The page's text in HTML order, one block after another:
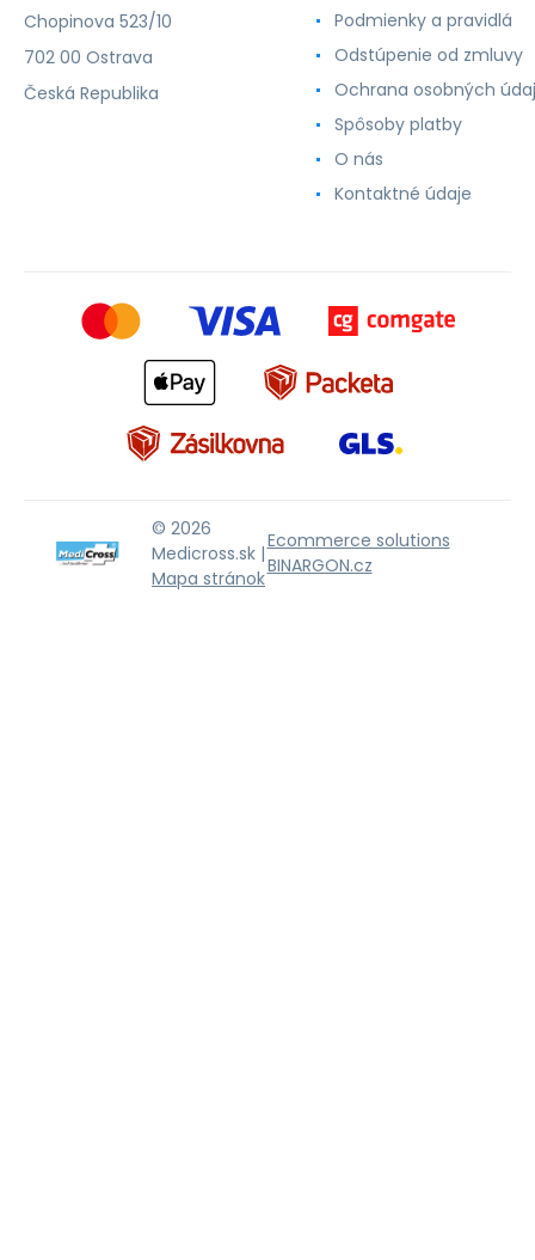
Chopinova 523/10
702 00 Ostrava
Česká Republika
Podmienky a pravidlá
Odstúpenie od zmluvy
Ochrana osobných
Spôsoby platby
O nás
Kontaktné údaje
© 2026
Medicross.sk |
Mapa stránok
Ecommerce solutions
BINARGON.cz